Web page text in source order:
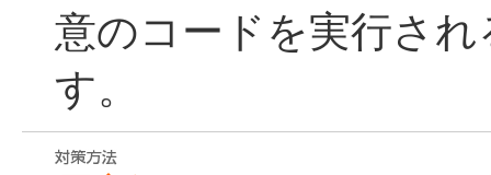
意のコードを実行さ
す。